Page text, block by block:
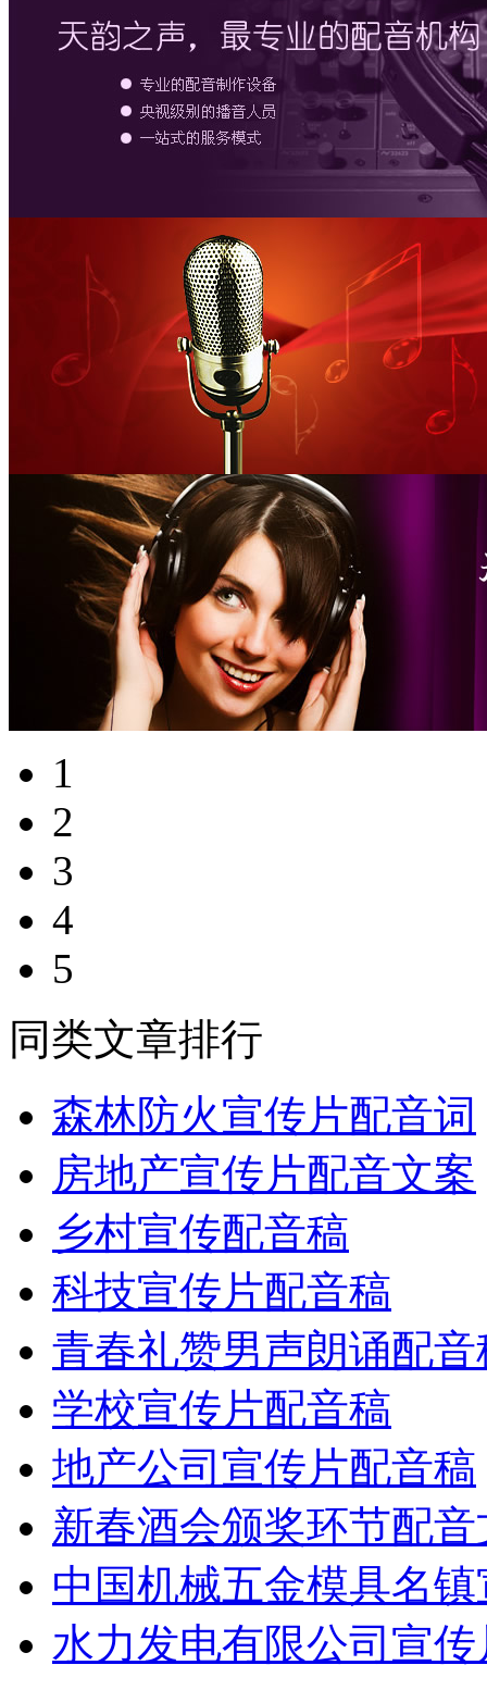
1
2
3
4
5
同类文章排行
森林防火宣传片配音词
房地产宣传片配音文案
乡村宣传配音稿
科技宣传片配音稿
青春礼赞男声朗诵配音
学校宣传片配音稿
地产公司宣传片配音稿
新春酒会颁奖环节配音
中国机械五金模具名
水力发电有限公司宣传